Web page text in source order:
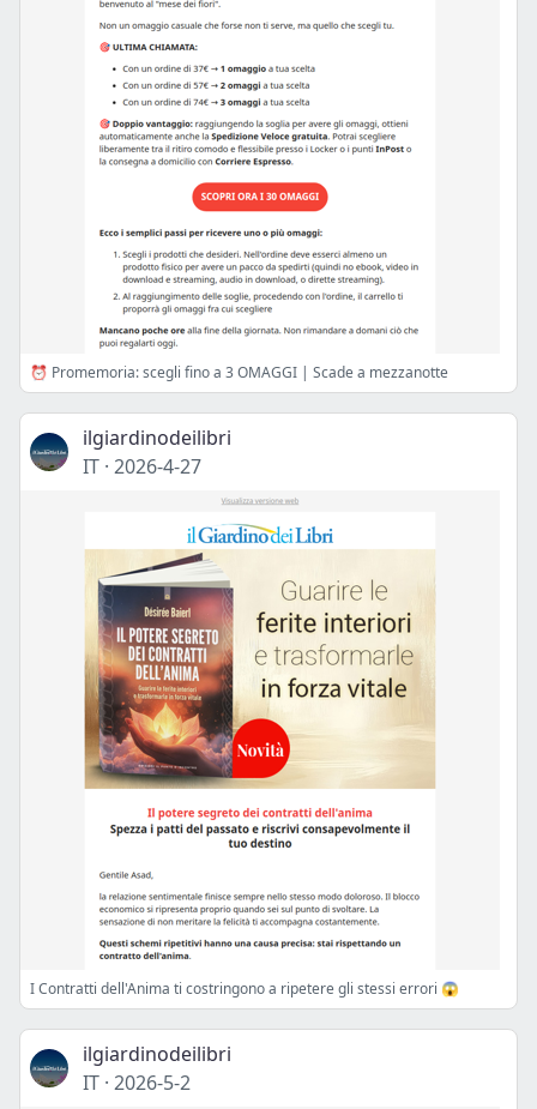
⏰ Promemoria: scegli fino a 3 OMAGGI | Scade a mezzanotte
ilgiardinodeilibri
IT · 2026-4-27
I Contratti dell'Anima ti costringono a ripetere gli stessi errori 😱
ilgiardinodeilibri
IT · 2026-5-2